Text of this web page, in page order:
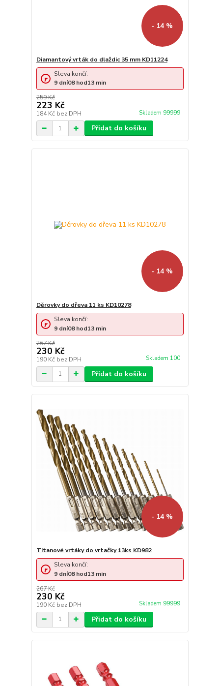
- 14 %
Diamantový vrták do dlaždic 35 mm KD11224
259 Kč
223 Kč
184 Kč bez DPH Skladem 99999
Sleva končí:
9 dní08hod13 min
Přidat do košíku
- 14 %
Děrovky do dřeva 11 ks KD10278
267 Kč
230 Kč
190 Kč bez DPH Skladem 100
Sleva končí:
9 dní08hod13 min
Přidat do košíku
- 14 %
Titanové vrtáky do vrtačky 13ks KD982
267 Kč
230 Kč
190 Kč bez DPH Skladem 99999
Sleva končí:
9 dní08hod13 min
Přidat do košíku